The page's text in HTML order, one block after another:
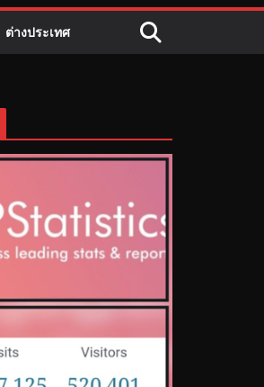
ต่างประเทศ